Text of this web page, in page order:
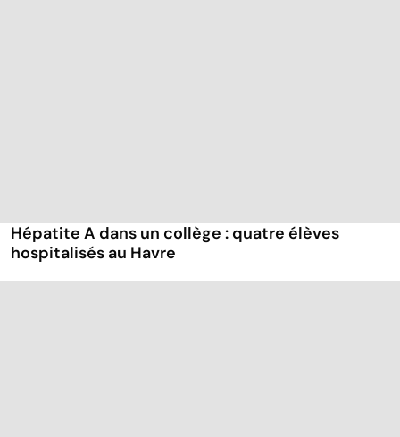
Hépatite A dans un collège : quatre élèves
hospitalisés au Havre